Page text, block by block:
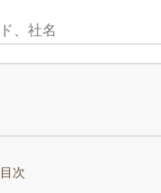
目次